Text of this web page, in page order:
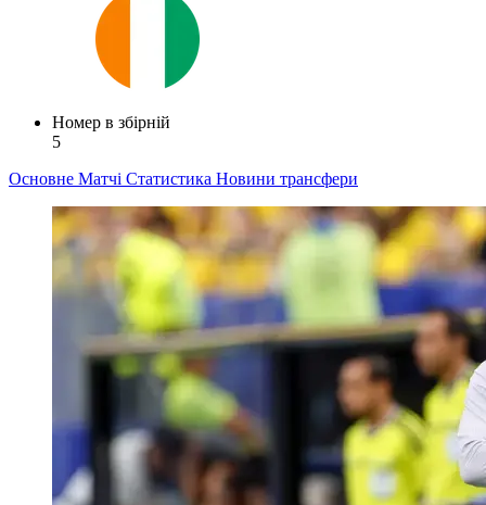
Номер в збірній
5
Основне Матчі Статистика Новини трансфери